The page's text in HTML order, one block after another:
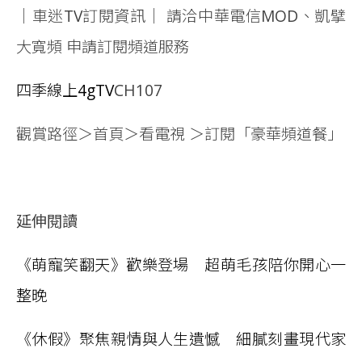
｜車迷TV訂閱資訊｜ 請洽中華電信MOD、凱擘
大寬頻 申請訂閱頻道服務
四季線上4gTVCH107
觀賞路徑＞首頁＞看電視 ＞訂閱「豪華頻道餐」
延伸閱讀
《萌寵笑翻天》歡樂登場 超萌毛孩陪你開心一
整晚
《休假》聚焦親情與人生遺憾 細膩刻畫現代家